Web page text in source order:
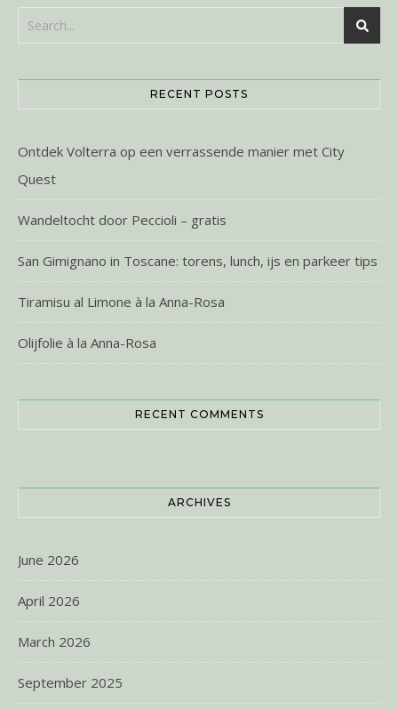
RECENT POSTS
Ontdek Volterra op een verrassende manier met City
Quest
Wandeltocht door Peccioli – gratis
San Gimignano in Toscane: torens, lunch, ijs en parkeer tips
Tiramisu al Limone à la Anna-Rosa
Olijfolie à la Anna-Rosa
RECENT COMMENTS
ARCHIVES
June 2026
April 2026
March 2026
September 2025